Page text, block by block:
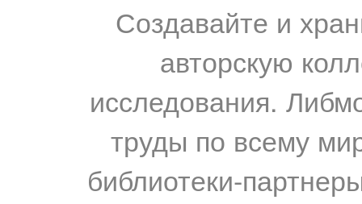
Создавайте и
авторскую
исследования.
труды по всему
библиотеки-